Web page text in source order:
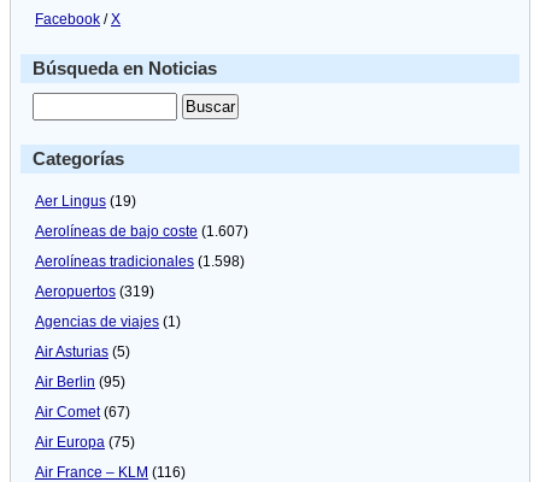
Facebook /X
Búsqueda en Noticias
Categorías
Aer Lingus (19)
Aerolíneas de bajo coste (1.607)
Aerolíneas tradicionales (1.598)
Aeropuertos (319)
Agencias de viajes (1)
Air Asturias (5)
Air Berlin (95)
Air Comet(67)
Air Europa (75)
Air France – KLM (116)